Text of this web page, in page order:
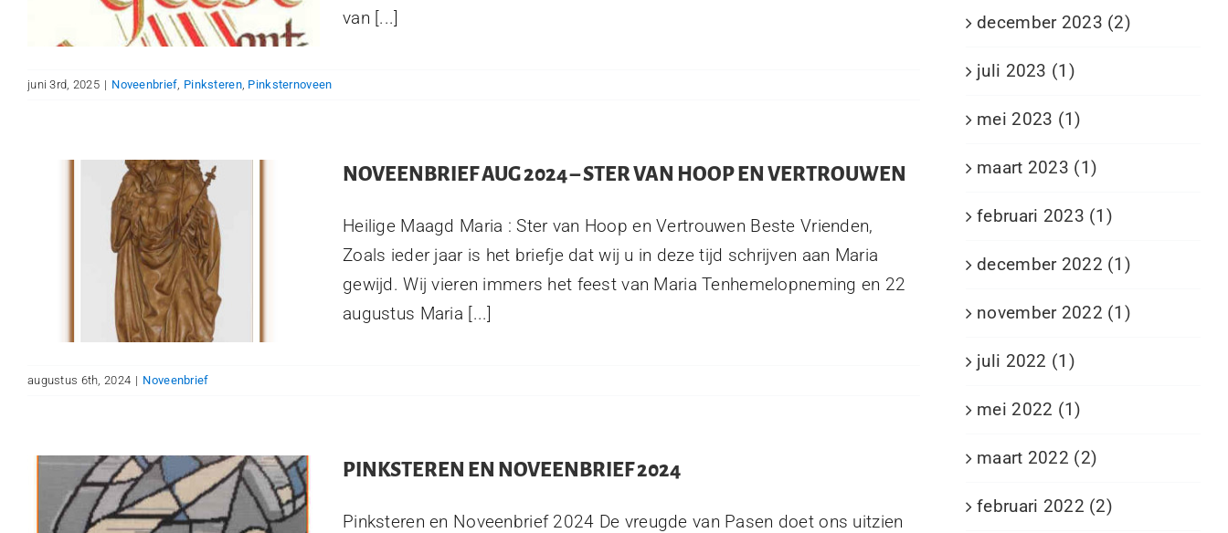
van [...]
juni 3rd, 2025 | Noveenbrief, Pinksteren, Pinksternoveen
NOVEENBRIEF AUG 2024 – STER VAN HOOP EN VERTROUWEN
Heilige Maagd Maria : Ster van Hoop en Vertrouwen Beste Vrienden,
Zoals ieder jaar is het briefje dat wij u in deze tijd schrijven aan Maria
gewijd. Wij vieren immers het feest van Maria Tenhemelopneming en 22
augustus Maria [...]
augustus 6th, 2024 | Noveenbrief
PINKSTEREN EN NOVEENBRIEF 2024
Pinksteren en Noveenbrief 2024 De vreugde van Pasen doet ons uitzien
december 2023 (2)
juli 2023 (1)
mei 2023 (1)
maart 2023 (1)
februari 2023 (1)
december 2022 (1)
november 2022 (1)
juli 2022 (1)
mei 2022 (1)
maart 2022 (2)
februari 2022 (2)